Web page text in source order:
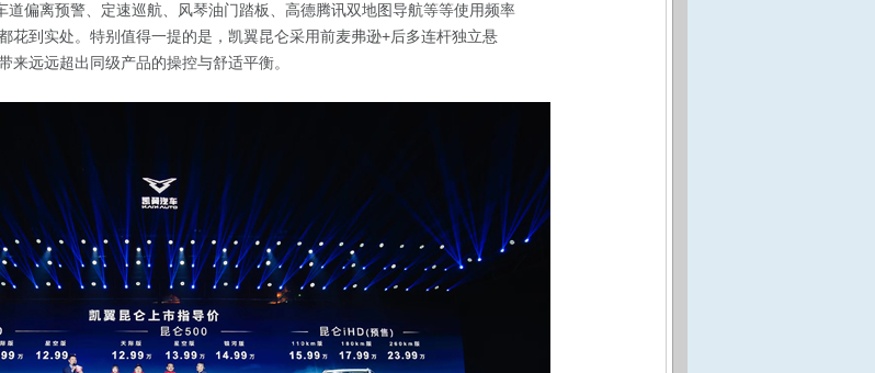
偏离预警、定速巡航、风琴油门踏板、高德腾讯双地图导航等等使用频率
花到实处。特别值得一提的是，凯翼昆仑采用前麦弗逊+后多连杆独立悬
来远远超出同级产品的操控与舒适平衡。